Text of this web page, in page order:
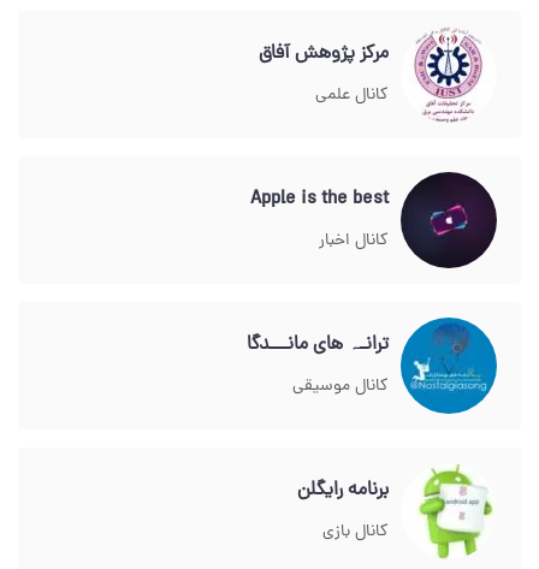
مرکز پژوهش آفاق
کانال علمی
Apple is the best
کانال اخبار
ترانـہ های مانـــدگا
کانال موسیقی
برنامه رایگلن
کانال بازی